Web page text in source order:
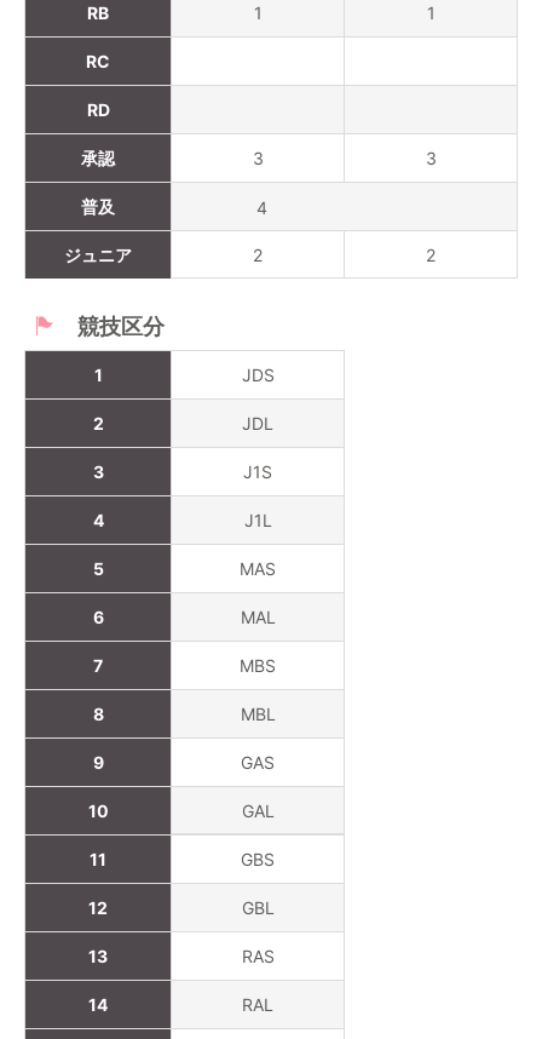
RB
RC
RD
承認
普及
ジュニア
1
3
4
2
1
3
2
競技区分
1
2
3
4
5
6
7
8
9
10
JDS
JDL
J1S
J1L
MAS
MAL
MBS
MBL
GAS
GAL
11
12
13
14
GBS
GBL
RAS
RAL